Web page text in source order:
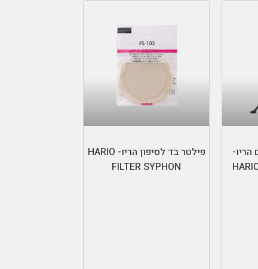
הריו-
הוספה לסל
פילטר בד לסיפון הריו- HARIO
FILTER SYPHON